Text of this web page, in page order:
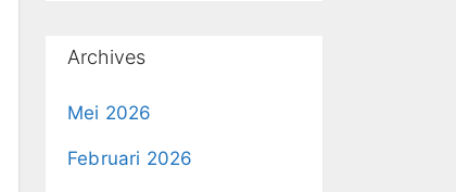
Archives
Mei 2026
Februari 2026